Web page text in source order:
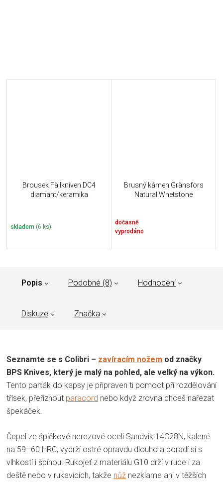
Brousek Fällkniven DC4
diamant/keramika
skladem (6 ks)
Brusný kámen Gränsfors
Natural Whetstone
dočasně
vyprodáno
Popis Podobné (8) Hodnocení
Diskuze Značka
Seznamte se s Colibri – zavíracím nožem od značky
BPS Knives, který je malý na pohled, ale velký na výkon.
Tento parťák do kapsy je připraven ti pomoct při rozdělování
třísek, přeříznout paracord nebo když zrovna chceš nařezat
špekáček.
Čepel ze špičkové nerezové oceli Sandvik 14C28N, kalené
na 59–60 HRC, vydrží ostré opravdu dlouho a poradí si s
vlhkostí i špínou. Rukojeť z materiálu G10 drží v ruce i za
deště nebo v rukavicích, takže nůž nezklame ani v těžších